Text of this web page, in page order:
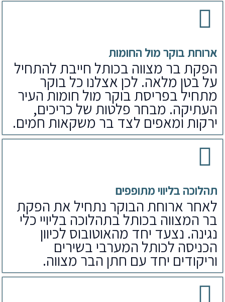
ארוחת בוקר מול החומות
הפקת בר מצווה בכותל חייבת להתחיל
על בטן מלאה. לכן אצלנו כל בוקר
מתחיל בפריסת בוקר מול חומות העיר
העתיקה. מבחר פלטות של כריכים,
ירקות ומאפים לצד בר משקאות חמים.
תהלוכה בליווי מתופפים
לאחר ארוחת הבוקר נתחיל את הפקת
בר המצווה בכותל בתהלוכה בליויי כלי
נגינה. נצעד יחד מהאוטובוס לכיוון
הכניסה לכותל המערבי בשירים
וריקודים יחד עם חתן הבר מצווה.